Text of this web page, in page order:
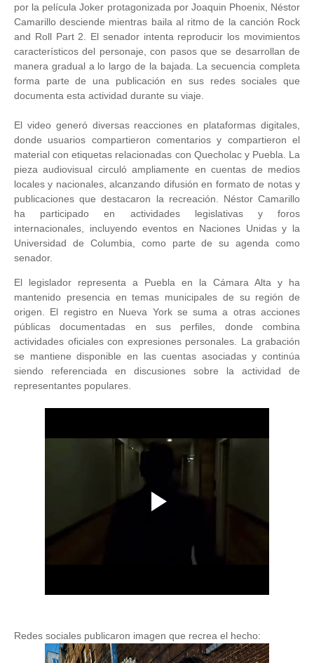
por la película Joker protagonizada por Joaquin Phoenix, Néstor
Camarillo desciende mientras baila al ritmo de la canción Rock
and Roll Part 2. El senador intenta reproducir los movimientos
característicos del personaje, con pasos que se desarrollan de
manera gradual a lo largo de la bajada. La secuencia completa
forma parte de una publicación en sus redes sociales que
documenta esta actividad durante su viaje.
El video generó diversas reacciones en plataformas digitales,
donde usuarios compartieron comentarios y compartieron el
material con etiquetas relacionadas con Quecholac y Puebla. La
pieza audiovisual circuló ampliamente en cuentas de medios
locales y nacionales, alcanzando difusión en formato de notas y
publicaciones que destacaron la recreación. Néstor Camarillo
ha participado en actividades legislativas y foros
internacionales, incluyendo eventos en Naciones Unidas y la
Universidad de Columbia, como parte de su agenda como
senador.
El legislador representa a Puebla en la Cámara Alta y ha
mantenido presencia en temas municipales de su región de
origen. El registro en Nueva York se suma a otras acciones
públicas documentadas en sus perfiles, donde combina
actividades oficiales con expresiones personales. La grabación
se mantiene disponible en las cuentas asociadas y continúa
siendo referenciada en discusiones sobre la actividad de
representantes populares.
Redes sociales publicaron imagen que recrea el hecho: